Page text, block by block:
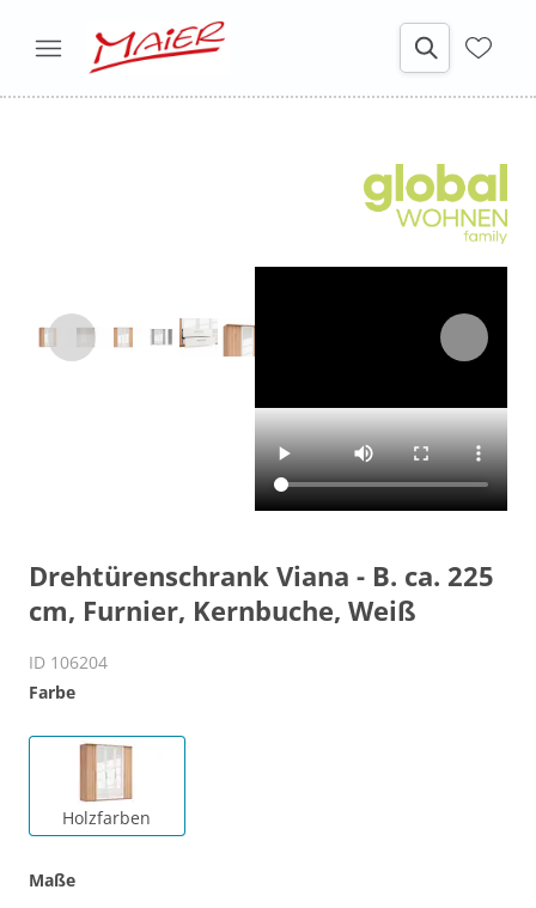
Drehtürenschrank Viana - B. ca. 225
cm, Furnier, Kernbuche, Weiß
ID 106204
Farbe
Holzfarben
Maße